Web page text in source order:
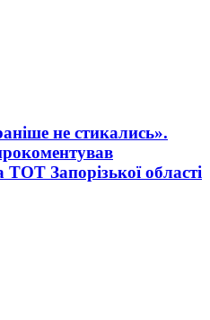
не стикались».
Запорізької області